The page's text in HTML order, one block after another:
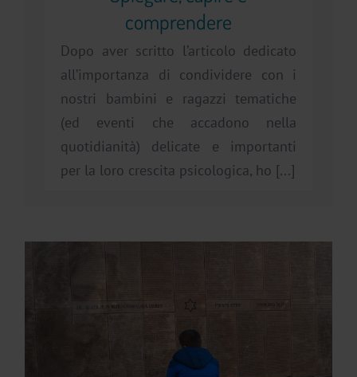
comprendere
Dopo aver scritto l’articolo dedicato
all’importanza di condividere con i
nostri bambini e ragazzi tematiche
(ed eventi che accadono nella
quotidianità) delicate e importanti
per la loro crescita psicologica, ho [...]